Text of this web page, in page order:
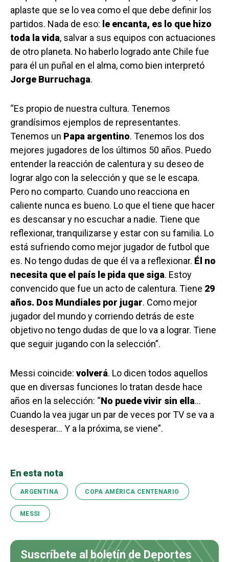
aplaste que se lo vea como el que debe definir los
partidos. Nada de eso: le encanta, es lo que hizo
toda la vida, salvar a sus equipos con actuaciones
de otro planeta. No haberlo logrado ante Chile fue
para él un puñal en el alma, como bien interpretó
Jorge Burruchaga.
“Es propio de nuestra cultura. Tenemos
grandísimos ejemplos de representantes.
Tenemos un Papa argentino. Tenemos los dos
mejores jugadores de los últimos 50 años. Puedo
entender la reacción de calentura y su deseo de
lograr algo con la selección y que se le escapa.
Pero no comparto. Cuando uno reacciona en
caliente nunca es bueno. Lo que el tiene que hacer
es descansar y no escuchar a nadie. Tiene que
reflexionar, tranquilizarse y estar con su familia. Lo
está sufriendo como mejor jugador de futbol que
es. No tengo dudas de que él va a reflexionar. Él no
necesita que el país le pida que siga. Estoy
convencido que fue un acto de calentura. Tiene 29
años. Dos Mundiales por jugar. Como mejor
jugador del mundo y corriendo detrás de este
objetivo no tengo dudas de que lo va a lograr. Tiene
que seguir jugando con la selección”.
Messi coincide: volverá. Lo dicen todos aquellos
que en diversas funciones lo tratan desde hace
años en la selección: “No puede vivir sin ella…
Cuando la vea jugar un par de veces por TV se va a
desesperar… Y a la próxima, se viene”.
En esta nota
ARGENTINA COPA AMÉRICA CENTENARIO
MESSI
Suscríbete al boletín de Deportes